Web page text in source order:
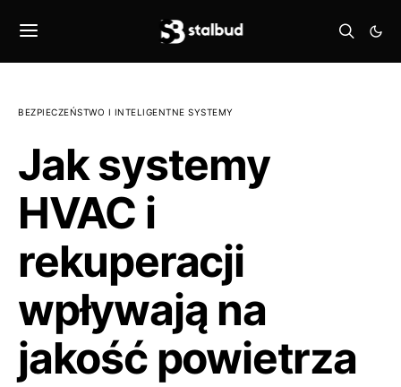
BEZPIECZEŃSTWO I INTELIGENTNE SYSTEMY
Jak systemy
HVAC i
rekuperacji
wpływają na
jakość powietrza